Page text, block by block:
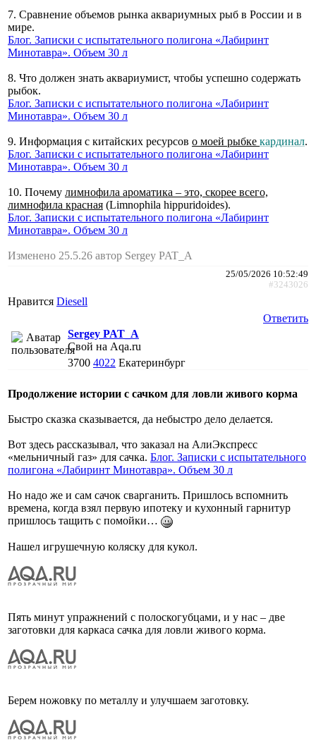
7. Сравнение объемов рынка аквариумных рыб в России и в
мире.
Блог. Записки с испытательного полигона «Лабиринт
Минотавра». Объем 30 л
8. Что должен знать аквариумист, чтобы успешно содержать
рыбок.
Блог. Записки с испытательного полигона «Лабиринт
Минотавра». Объем 30 л
9. Информация с китайских ресурсов о моей рыбке кардинал.
Блог. Записки с испытательного полигона «Лабиринт
Минотавра». Объем 30 л
10. Почему лимнофила ароматика – это, скорее всего,
лимнофила красная (Limnophila hippuridoides).
Блог. Записки с испытательного полигона «Лабиринт
Минотавра». Объем 30 л
Изменено 25.5.26 автор Sergey PAT_A
25/05/2026 10:52:49
#3243026
Нравится Diesell
Ответить
Sergey PAT_A
Свой на Aqa.ru
3700 4022 Екатеринбург
Продолжение истории с сачком для ловли живого корма
Быстро сказка сказывается, да небыстро дело делается.
Вот здесь рассказывал, что заказал на АлиЭкспресс
«мельничный газ» для сачка. Блог. Записки с испытательного
полигона «Лабиринт Минотавра». Объем 30 л
Но надо же и сам сачок сварганить. Пришлось вспомнить
времена, когда взял первую ипотеку и кухонный гарнитур
пришлось тащить с помойки…
Нашел игрушечную коляску для кукол.
Пять минут упражнений с полоскогубцами, и у нас – две
заготовки для каркаса сачка для ловли живого корма.
Берем ножовку по металлу и улучшаем заготовку.